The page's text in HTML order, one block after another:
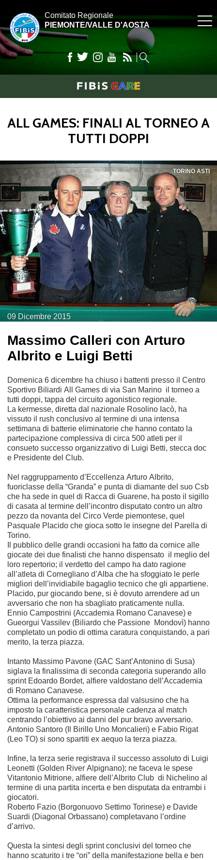
Comitato Regionale
PIEMONTE/VALLE D'AOSTA
ALL GAMES: FINALI AL TORNEO A
TUTTI DOPPI
09 Dicembre 2015
TORINO ASTI
Massimo Calleri con Arturo
Albrito e Luigi Betti
Domenica 6 dicembre ha chiuso i battenti presso il Centro
Sportivo Biliardi All Games di via San Marino il torneo a
tutti doppi, tappa del circuito agonistico regionale.
La kermesse, diretta dal nazionale Rosolino Iacò, ha
vissuto il rush conclusivo al termine di una intensa
settimana di batterie eliminatorie che hanno contato la
partecipazione complessiva di circa 500 atleti per il
consueto successo organizzativo di Luigi Betti, stecca doc
e Presidente del Club.
Nel raggruppamento d’Eccellenza Arturo Albrito,
fuoriclasse della “Granda” e punta di diamante del suo Csb
che ha sede in quel di Racca di Guarene, ha posto il sigillo
di casata al termine dell’incontro disputato contro un altro
pezzo da novanta del Circo Verde piemontese, quel
Pasquale Placido che gioca sotto le insegne del Parella di
Torino.
Il pubblico delle grandi occasioni ha fatto da cornice alle
giocate dei due finalisti che hanno dispensato il meglio del
loro repertorio; il verdetto del campo ha dato ragione
all’atleta di Cornegliano d’Alba che ha sfoggiato le perle
migliori dell’invidiabile bagaglio tecnico che gli appartiene.
Placido, pur giocando bene, si è dovuto arrendere ad un
avversario che non ha sbagliato praticamente nulla.
Ennio Campostrini (Accademia Romano Canavese) e
Gueorgui Vassilev (Biliardo che Passione Mondovì) hanno
completato un podio di ottima caratura conquistando, a pari
merito, la terza piazza.
Intanto Massimo Pavone (GAC Sant’Antonino di Susa)
siglava la finalissima di seconda categoria superando allo
sprint Edoardo Bordet, alfiere valdostano dell’Accademia
di Romano Canavese.
Ottima la performance espressa dal valsusino che ha
imposto la caratteristica personale cadenza al match
centrando l’obiettivo ai danni del pur bravo avversario.
Antonio Santoro (Il Birillo Uno Moncalieri) e Fabio Rigat
(Leo TO) si sono spartiti ex aequo la terza piazza.
Infine, la terza serie registrava il successo assoluto di Luigi
Leonetti (Golden River Alpignano); ne faceva le spese
Vitantonio Mitrione, alfiere dell’Albrito Club di Nichelino al
termine di una partita incerta e ben disputata da entrambi i
giocatori.
Roberto Fazio (Borgonuovo Settimo Torinese) e Davide
Suardi (Diagonal Orbassano) completavano l’ordine
d’arrivo.
Questa la sintesi degli sprint conclusivi del torneo che
hanno scaturito i tre “ori” della manifestazione bella e ben